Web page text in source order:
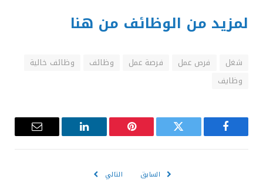
لمزيد من الوظائف من هنا
شغل فرص عمل فرصة عمل وظائف
وظائف خالية
وظايف
فيسبوك تويتر بينتيريست لينكدإن
البريد
السابق التالي